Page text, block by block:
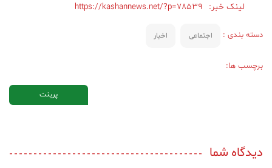
لینک خبر: https://kashannews.net/?p=78539
دسته بندی : اجتماعی اخبار
برچسب ها:
پرینت
دیدگاه شما